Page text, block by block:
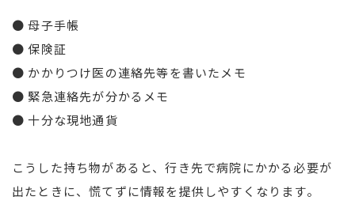
● 母子手帳
● 保険証
● かかりつけ医の連絡先等を書いたメモ
● 緊急連絡先が分かるメモ
● 十分な現地通貨
こうした持ち物があると、行き先で病院にかかる必要が
出たときに、慌てずに情報を提供しやすくなります。